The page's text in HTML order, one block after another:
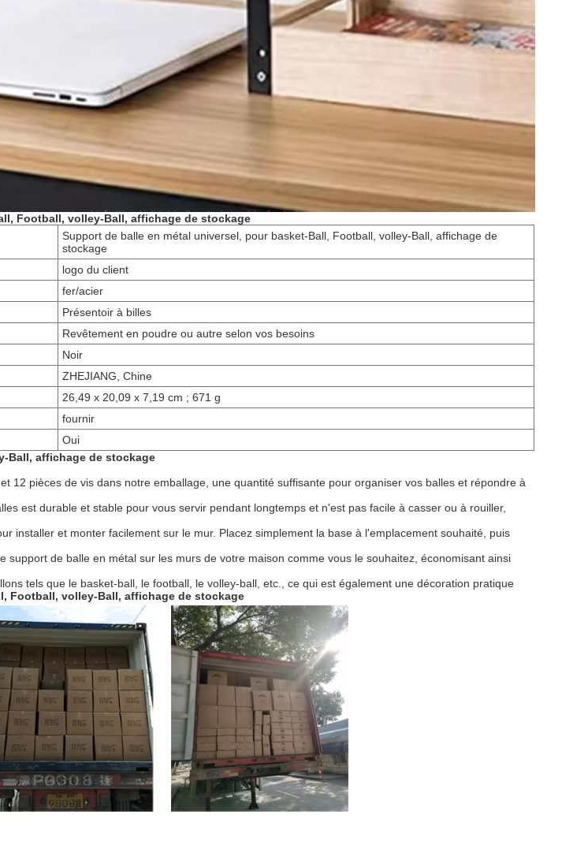
Football, volley-Ball, affichage de stockage
Support de balle en métal universel, pour basket-Ball, Football, volley-Ball, affichage de
stockage
logo du client
fer/acier
Présentoir à billes
Revêtement en poudre ou autre selon vos besoins
Noir
ZHEJIANG, Chine
26,49 x 20,09 x 7,19 cm ; 671 g
fournir
Oui
Ball, affichage de stockage
12 pièces de vis dans notre emballage, une quantité suffisante pour organiser vos balles et répondre à
est durable et stable pour vous servir pendant longtemps et n'est pas facile à casser ou à rouiller,
installer et monter facilement sur le mur. Placez simplement la base à l'emplacement souhaité, puis
de balle en métal sur les murs de votre maison comme vous le souhaitez, économisant ainsi
tels que le basket-ball, le football, le volley-ball, etc., ce qui est également une décoration pratique
Football, volley-Ball, affichage de stockage